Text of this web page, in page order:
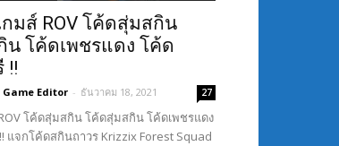
มส์ ROV โค้ดสุ่มสกิน
โค้ดเพชรแดง โค้ด
!!
Editor - ธันวาคม 18, 2021 27
โค้ดสุ่มสกิน โค้ดสุ่มสกิน โค้ดเพชรแดง
แจกโค้ดสกินถาวร Krizzix Forest Squad